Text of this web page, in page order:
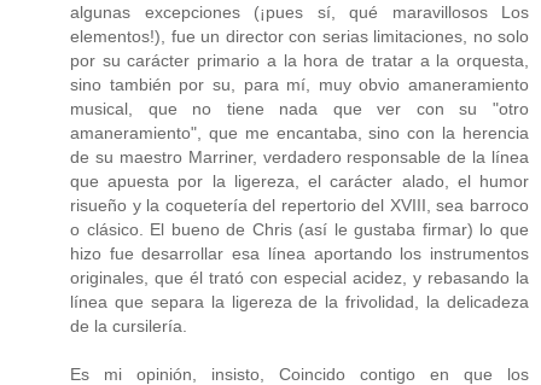
algunas excepciones (¡pues sí, qué maravillosos Los
elementos!), fue un director con serias limitaciones, no solo
por su carácter primario a la hora de tratar a la orquesta,
sino también por su, para mí, muy obvio amaneramiento
musical, que no tiene nada que ver con su "otro
amaneramiento", que me encantaba, sino con la herencia
de su maestro Marriner, verdadero responsable de la línea
que apuesta por la ligereza, el carácter alado, el humor
risueño y la coquetería del repertorio del XVIII, sea barroco
o clásico. El bueno de Chris (así le gustaba firmar) lo que
hizo fue desarrollar esa línea aportando los instrumentos
originales, que él trató con especial acidez, y rebasando la
línea que separa la ligereza de la frivolidad, la delicadeza
de la cursilería.
Es mi opinión, insisto, Coincido contigo en que los